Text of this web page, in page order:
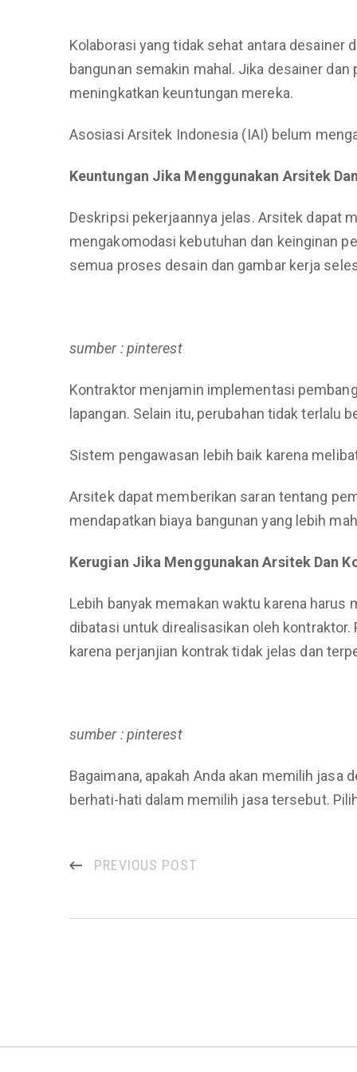
Kolaborasi yang tidak sehat antara desainer
bangunan semakin mahal. Jika desainer
meningkatkan keuntungan mereka.
Asosiasi Arsitek Indonesia (IAI) belum
Keuntungan Jika Menggunakan Arsitek
Deskripsi pekerjaannya jelas. Arsitek dapat
mengakomodasi kebutuhan dan keinginan
semua proses desain dan gambar kerja
sumber : pinterest
Kontraktor menjamin implementasi
lapangan. Selain itu, perubahan tidak terlalu
Sistem pengawasan lebih baik karena
Arsitek dapat memberikan saran tentang
mendapatkan biaya bangunan yang lebih
Kerugian Jika Menggunakan Arsitek Dan
Lebih banyak memakan waktu karena
dibatasi untuk direalisasikan oleh
karena perjanjian kontrak tidak jelas dan
sumber : pinterest
Bagaimana, apakah Anda akan memilih jasa
berhati-hati dalam memilih jasa tersebut.
PREVIOUS POST